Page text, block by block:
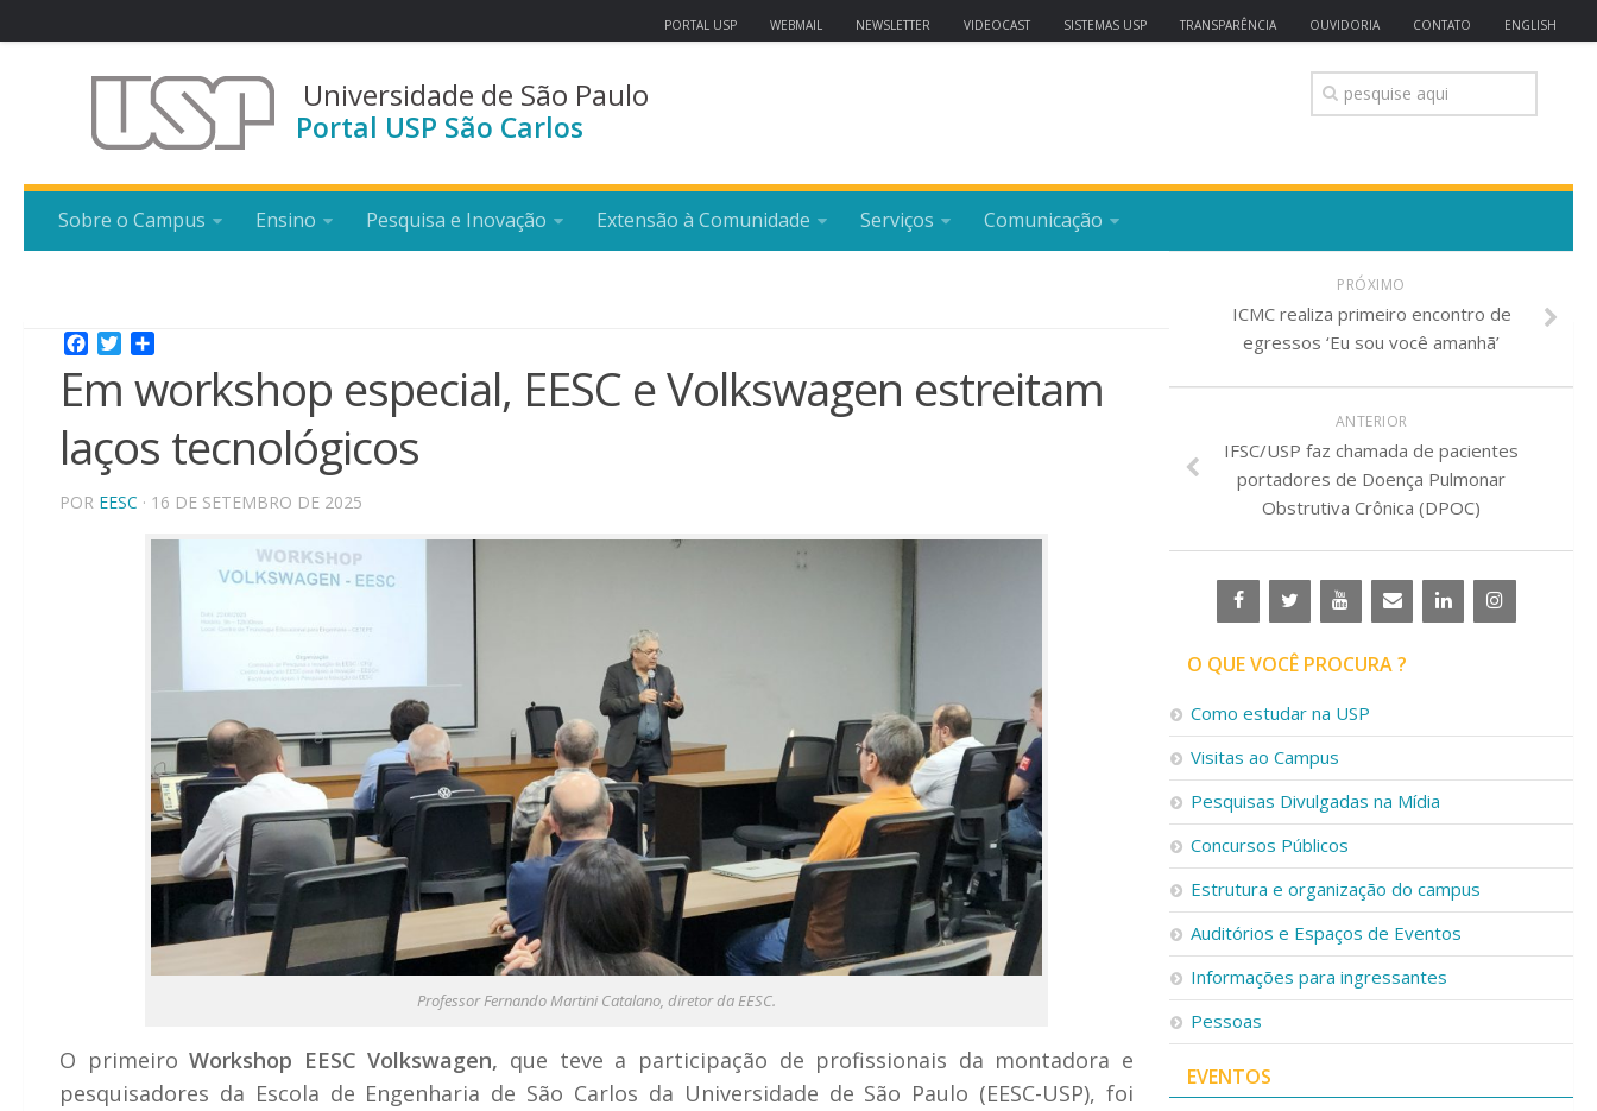
PORTAL USP WEBMAIL NEWSLETTER VIDEOCAST SISTEMAS USP TRANSPARÊNCIA OUVIDORIA CONTATO ENGLISH
Universidade de São Paulo
Portal USP São Carlos
Sobre o Campus Ensino Pesquisa e Inovação Extensão à Comunidade Serviços Comunicação
Facebook
Twitter
Em workshop especial, EESC e Volkswagen estreitam
laços tecnológicos
POR EESC · 16 DE SETEMBRO DE 2025
Professor Fernando Martini Catalano, diretor da EESC.
O primeiroWorkshop EESC Volkswagen, que teve a participação de profissionais da montadora e
pesquisadores da Escola de Engenharia de São Carlos da Universidade de São Paulo (EESC-USP), foi
PRÓXIMO
ICMC realiza primeiro encontro de
egressos ‘Eu sou você amanhã’
ANTERIOR
IFSC/USP faz chamada de pacientes
portadores de Doença Pulmonar
Obstrutiva Crônica (DPOC)
O QUE VOCÊ PROCURA ?
Como estudar na USP
Visitas ao Campus
Pesquisas Divulgadas na Mídia
Concursos Públicos
Estrutura e organização do campus
Auditórios e Espaços de Eventos
Informações para ingressantes
Pessoas
EVENTOS